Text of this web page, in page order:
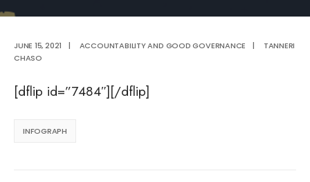
JUNE 15, 2021 | ACCOUNTABILITY AND GOOD GOVERNANCE |
TANNERI
CHASO
[dflip id=”7484″][/dflip]
INFOGRAPH